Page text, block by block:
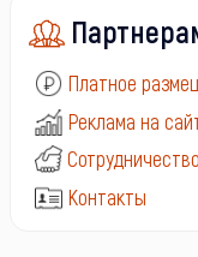
Платное
Реклама на
Сотрудничество
Контакты